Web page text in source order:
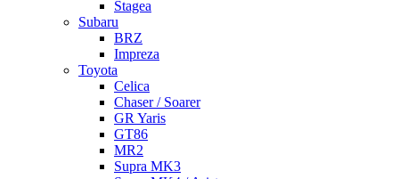
Stagea
Subaru
BRZ
Impreza
Toyota
Celica
Chaser / Soarer
GR Yaris
GT86
MR2
Supra MK3